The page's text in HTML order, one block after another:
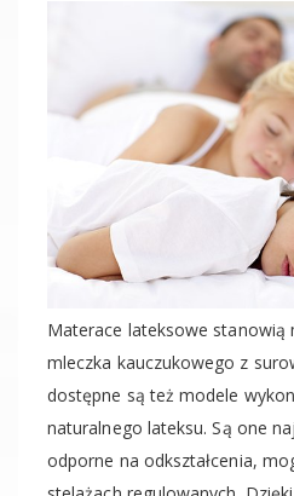
Materace lateksowe stanowią
mleczka kauczukowego z
dostępne są też modele
naturalnego lateksu. Są one
odporne na odkształcenia,